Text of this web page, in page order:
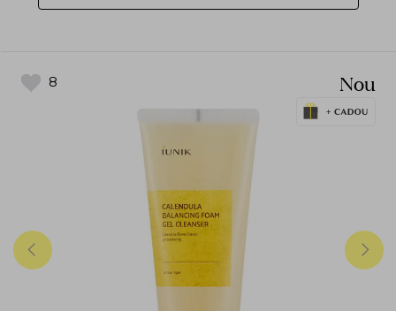
8 Nou